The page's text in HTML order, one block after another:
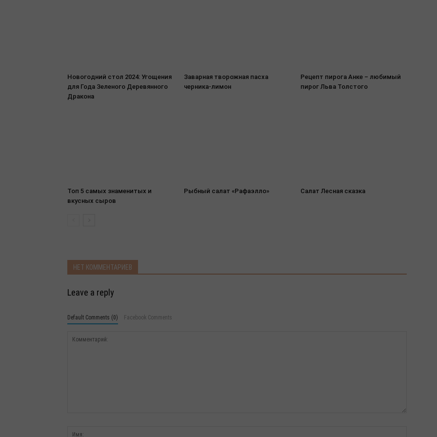
Новогодний стол 2024: Угощения
для Года Зеленого Деревянного
Дракона
Заварная творожная пасха
черника-лимон
Рецепт пирога Анке – любимый
пирог Льва Толстого
Топ 5 самых знаменитых и
вкусных сыров
Рыбный салат «Рафаэлло» Салат Лесная сказка
НЕТ КОММЕНТАРИЕВ
Leave a reply
Default Comments (0) Facebook Comments